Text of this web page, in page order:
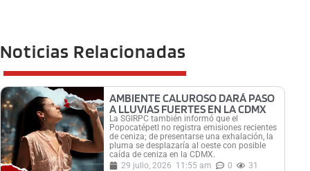
Noticias Relacionadas
AMBIENTE CALUROSO DARÁ PASO
A LLUVIAS FUERTES EN LA CDMX
La SGIRPC también informó que el
Popocatépetl no registra emisiones recientes
de ceniza; de presentarse una exhalación, la
pluma se desplazaría al oeste con posible
caída de ceniza en la CDMX.
29 julio, 2026 11:55 am 0 31